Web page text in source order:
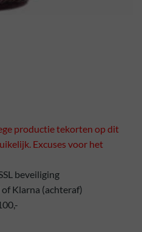
productie tekorten op dit
Excuses voor het
beveiliging
Klarna (achteraf)